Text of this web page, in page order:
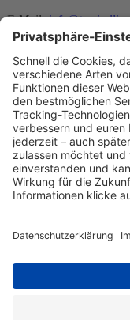
E-Mail:info@tv-
Telefon: 069-45090192
Telefax: 069-372035
Website: http://www.tv-
Sitemap
News
Über uns
Kontakt
Über unseren
Kontakt